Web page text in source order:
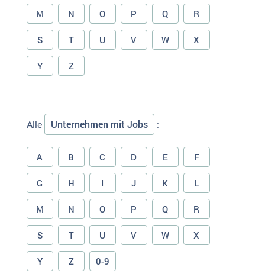
M N O P Q R
S T U V W X
Y Z
Alle Unternehmen mit Jobs :
A B C D E F
G H I J K L
M N O P Q R
S T U V W X
Y Z 0-9